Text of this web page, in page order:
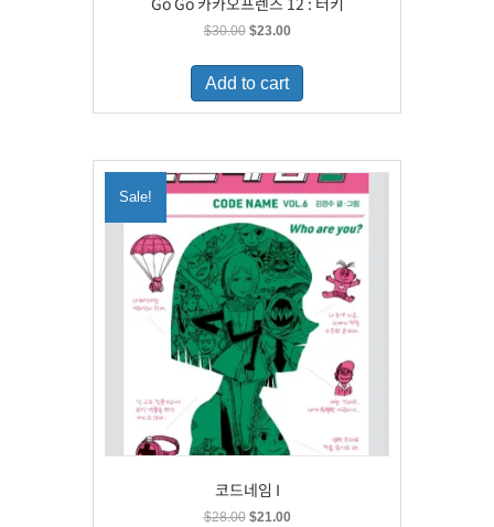
$30.00 Original
was:
$30.00.
$23.00Current
is:
$23.00.
Add to cart
Sale!
코드네임 I
$28.00 Original
$21.00Current